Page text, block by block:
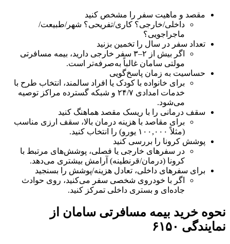
مقصد و ماهیت سفر را مشخص کنید
داخلی/خارجی؟ کاری/تفریحی؟ شهر/طبیعت/
ماجراجویی؟
تعداد سفر در سال را تخمین بزنید
اگر بیش از ۲–۳ سفر خارجی دارید، بیمه مسافرتی
مولتی سامان غالباً به‌صرفه‌تر است.
حساسیت به زمان پاسخ‌گویی
برای خانواده با کودک یا افراد سالمند، انتخاب طرح با
خدمات امدادی ۲۴/۷ و شبکه گسترده مراکز توصیه
می‌شود.
سقف درمانی را با ریسک مقصد هماهنگ کنید
برای مقاصد با هزینه درمان بالا، سقف ارزی مناسب
(مثلاً ۱۰۰,۰۰۰ یورو) را انتخاب کنید.
پوشش کرونا را بررسی کنید
در سفرهای خارجی یا فصلی، پوشش‌های مرتبط با
کرونا (درمان/قرنطینه) آرامش بیشتری می‌دهد.
برای سفرهای داخلی، تعادل هزینه/پوشش را بسنجید
اگر با خودروی شخصی سفر می‌کنید، روی حوادث
جاده‌ای و بستری داخلی تمرکز کنید.
نحوه خرید بیمه مسافرتی سامان از
نمایندگی ۶۱۵۰